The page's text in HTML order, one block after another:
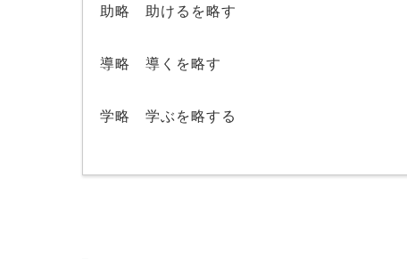
助略 助けるを略す
導略 導くを略す
学略 学ぶを略する